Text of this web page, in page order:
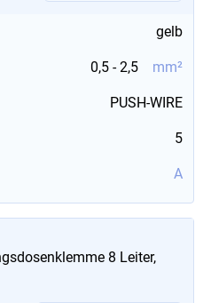
gelb
0,5 - 2,5 mm²
PUSH-WIRE
5
A
8 Leiter,